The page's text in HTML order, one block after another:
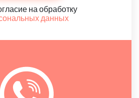
на обработку
данных